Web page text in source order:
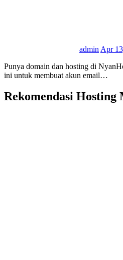
admin Apr
Punya domain dan hosting di NyanHosting? Sekarang saatnya kamu manfaatkan fitur email hosting untuk membuat alamat email profesional, seperti kamu@namadomain.com. Yuk, ikuti panduan mudah berikut
ini untuk membuat akun email…
Rekomendasi Hosting